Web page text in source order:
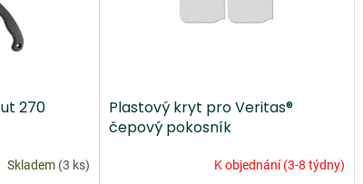
270
Skladem (3 ks)
Plastový kryt pro Veritas®
čepový pokosník
K objednání (3-8 týdny)